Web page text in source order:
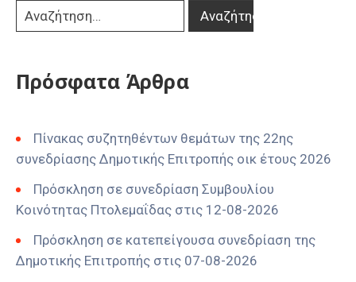
Πρόσφατα Άρθρα
Πίνακας συζητηθέντων θεμάτων της 22ης
συνεδρίασης Δημοτικής Επιτροπής οικ έτους 2026
Πρόσκληση σε συνεδρίαση Συμβουλίου
Κοινότητας Πτολεμαΐδας στις 12-08-2026
Πρόσκληση σε κατεπείγουσα συνεδρίαση της
Δημοτικής Επιτροπής στις 07-08-2026